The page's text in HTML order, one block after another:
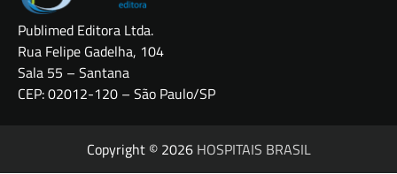
Publimed Editora Ltda.
Rua Felipe Gadelha, 104
Sala 55 – Santana
CEP: 02012-120 – São Paulo/SP
Copyright © 2026 HOSPITAIS BRASIL